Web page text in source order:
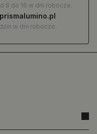
8 do 16 w dni robocze.
w dni robocze.